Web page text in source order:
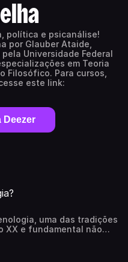
política e psicanálise!
por Glauber Ataide,
Universidade Federal
em Teoria
Filosófico. Para cursos,
este link:
Deezer
uma das tradições
XX e fundamental não
mas também
a psiquiatria, a